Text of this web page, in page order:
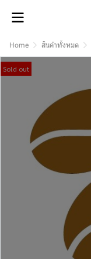
Home สินค้าทั้งหมด
Sold out